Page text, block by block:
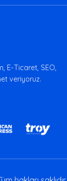
E-Ticaret, SEO,
veriyoruz.